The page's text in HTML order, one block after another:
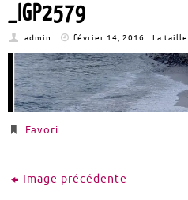
_IGP2579
admin février 14, 2016 La
Favori.
Image précédente